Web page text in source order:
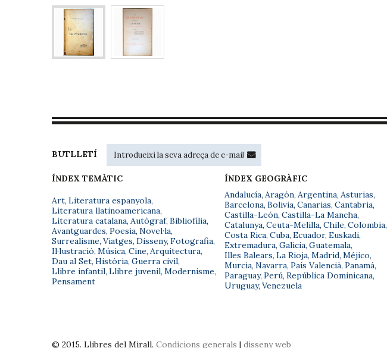
BUTLLETÍ
ÍNDEX TEMÀTIC
Art, Literatura espanyola,
Literatura llatinoamericana,
Literatura catalana, Autògraf, Bibliofília,
Avantguardes, Poesia, Novel·la,
Surrealisme, Viatges, Disseny, Fotografia,
Il·lustració, Música, Cine, Arquitectura,
Dau al Set, Història, Guerra civil,
Llibre infantil, Llibre juvenil, Modernisme,
Pensament
ÍNDEX GEOGRÀFIC
Andalucía, Aragón, Argentina, Asturias,
Barcelona, Bolivia, Canarias, Cantabria,
Castilla-León, Castilla-La Mancha,
Catalunya, Ceuta-Melilla, Chile, Colombia,
Costa Rica, Cuba, Ecuador, Euskadi,
Extremadura, Galicia, Guatemala,
Illes Balears, La Rioja, Madrid, Méjico,
Murcia, Navarra, País Valencià, Panamá,
Paraguay, Perú, República Dominicana,
Uruguay, Venezuela
© 2015. Llibres del Mirall. Condicions generals | disseny web